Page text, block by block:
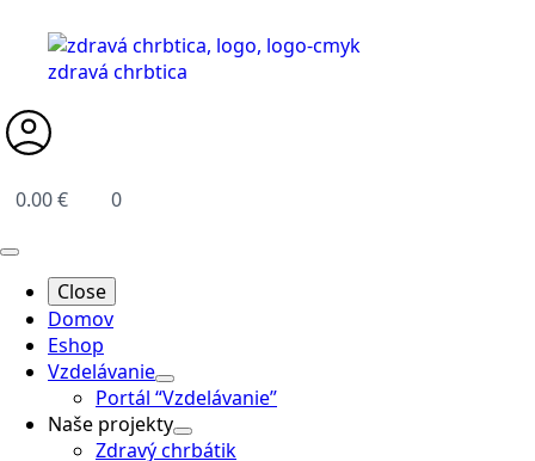
0.00€ 0
Close
Domov
Eshop
Vzdelávanie
Portál “Vzdelávanie”
Naše projekty
Zdravý chrbátik